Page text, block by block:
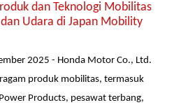
dan Teknologi Mobilitas
Udara di Japan Mobility
2025 - Honda Motor Co., Ltd.
produk mobilitas, termasuk
Products, pesawat terbang,